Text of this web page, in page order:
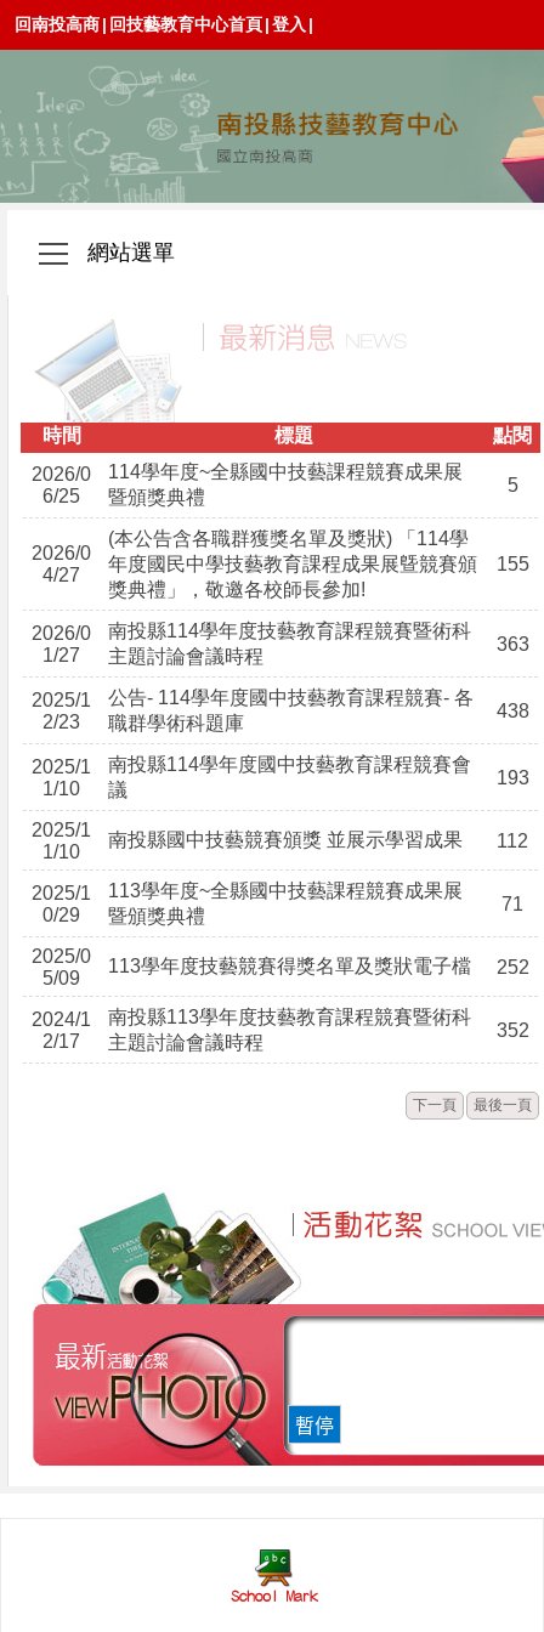
回南投高商| 回技藝教育中心首頁|登入 |
網站選單
時間 標題
點閱
2026/0
6/25
114學年度~全縣國中技藝課程競賽成果展
暨頒獎典禮
5
2026/0
4/27
(本公告含各職群獲獎名單及獎狀) 「114學
年度國民中學技藝教育課程成果展曁競賽頒
獎典禮」，敬邀各校師長參加!
155
2026/0
1/27
南投縣114學年度技藝教育課程競賽暨術科
主題討論會議時程
363
2025/1
2/23
公告- 114學年度國中技藝教育課程競賽- 各
職群學術科題庫
438
2025/1
1/10
南投縣114學年度國中技藝教育課程競賽會
議
193
2025/1
1/10
南投縣國中技藝競賽頒獎 並展示學習成果 112
2025/1
0/29
113學年度~全縣國中技藝課程競賽成果展
暨頒獎典禮
71
2025/0
5/09
113學年度技藝競賽得獎名單及獎狀電子檔 252
2024/1
2/17
南投縣113學年度技藝教育課程競賽暨術科
主題討論會議時程
352
下一頁 最後一頁